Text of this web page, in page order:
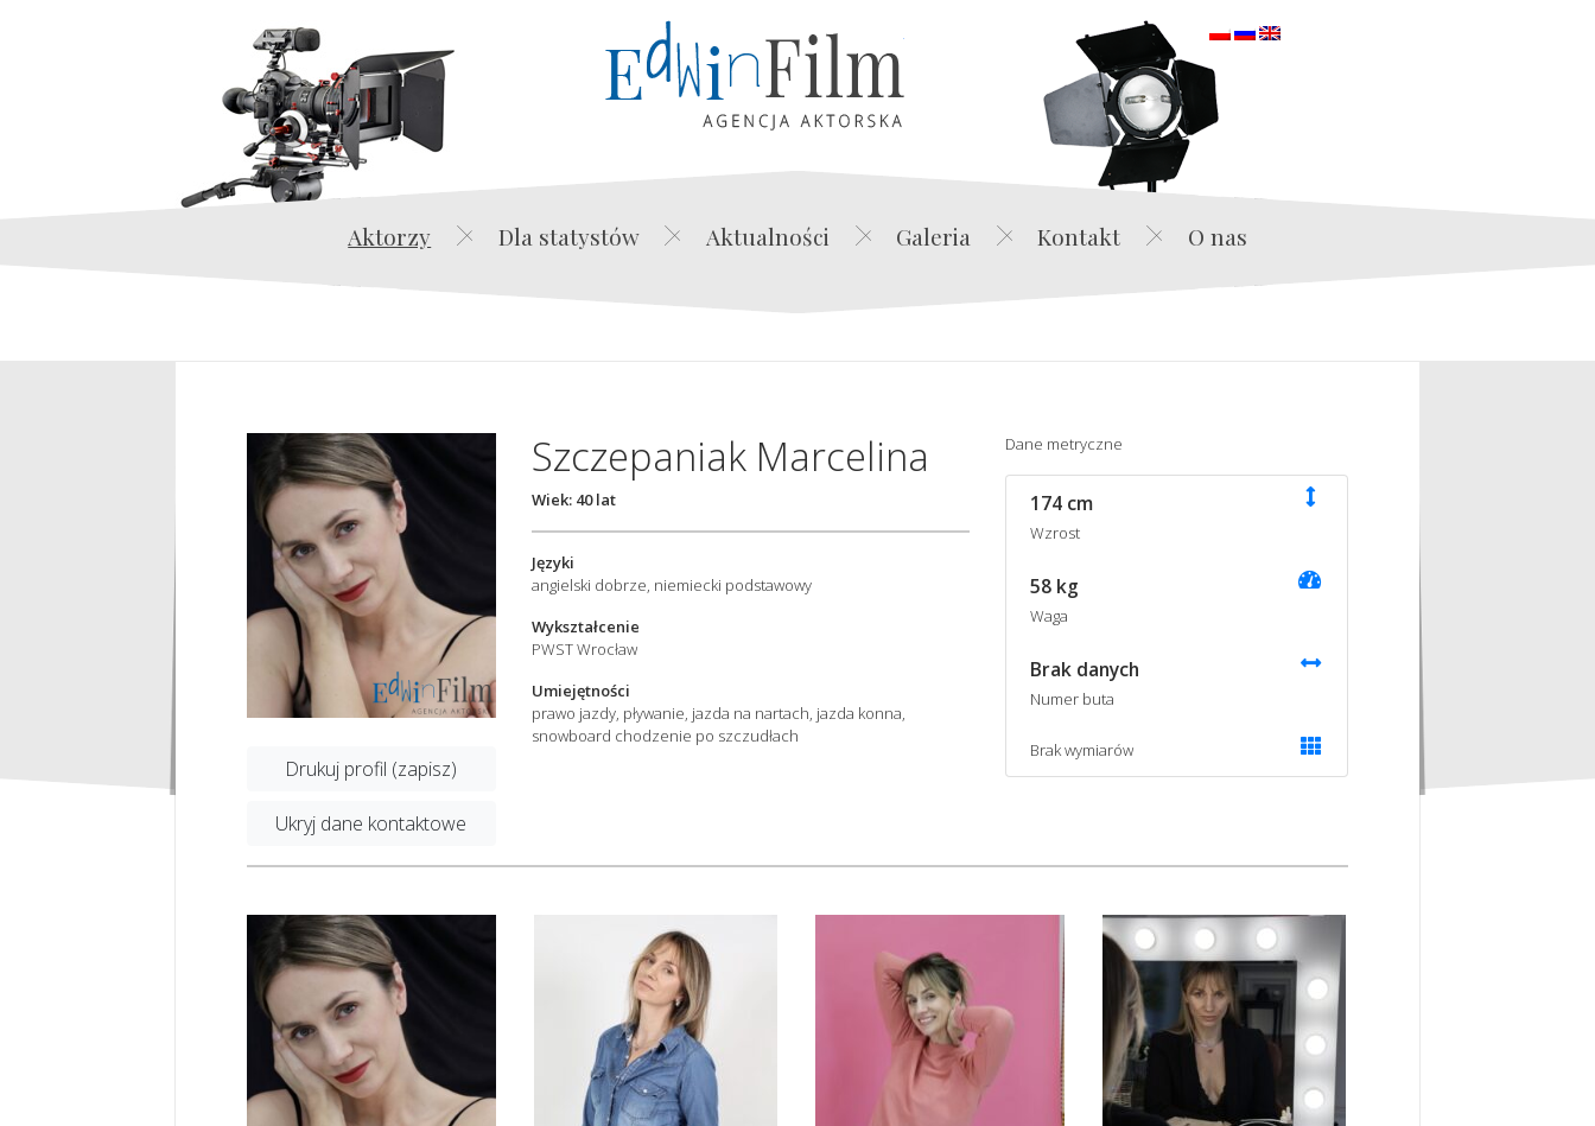
Edwin Film Agencja Aktorska
Aktorzy Dla statystów Aktualności Galeria Kontakt O nas
Drukuj profil (zapisz)
Ukryj dane kontaktowe
Szczepaniak Marcelina
Wiek: 40 lat
Języki
angielski dobrze, niemiecki podstawowy
Wykształcenie
PWST Wrocław
Umiejętności
prawo jazdy, pływanie, jazda na nartach, jazda konna,
snowboard chodzenie po szczudłach
Dane metryczne
174 cm
Wzrost
58 kg
Waga
Brak danych
Numer buta
Brak wymiarów